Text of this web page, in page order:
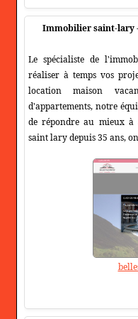
Immobilier saint-lary
Le spécialiste de
réaliser à temps vos
location maison
d'appartements, notre
de répondre au mieux à
saint lary depuis 35 ans,